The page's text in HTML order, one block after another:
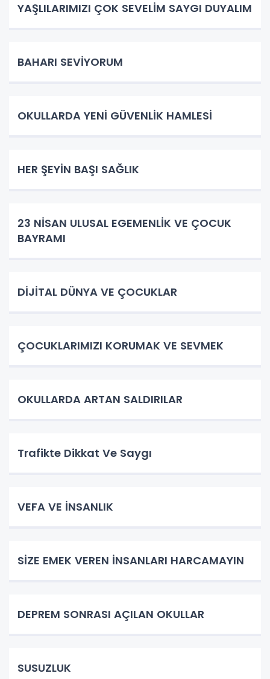
YAŞLILARIMIZI ÇOK SEVELİM SAYGI DUYALIM
BAHARI SEVİYORUM
OKULLARDA YENİ GÜVENLİK HAMLESİ
HER ŞEYİN BAŞI SAĞLIK
23 NİSAN ULUSAL EGEMENLİK VE ÇOCUK
BAYRAMI
DİJİTAL DÜNYA VE ÇOCUKLAR
ÇOCUKLARIMIZI KORUMAK VE SEVMEK
OKULLARDA ARTAN SALDIRILAR
Trafikte Dikkat Ve Saygı
VEFA VE İNSANLIK
SİZE EMEK VEREN İNSANLARI HARCAMAYIN
DEPREM SONRASI AÇILAN OKULLAR
SUSUZLUK